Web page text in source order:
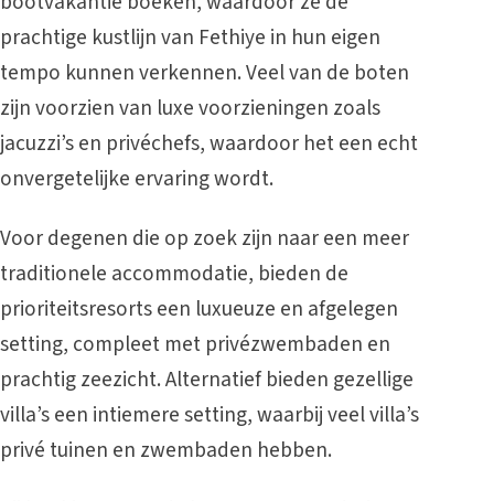
prachtige kustlijn van Fethiye in hun eigen
tempo kunnen verkennen. Veel van de boten
zijn voorzien van luxe voorzieningen zoals
jacuzzi’s en privéchefs, waardoor het een echt
onvergetelijke ervaring wordt.
Voor degenen die op zoek zijn naar een meer
traditionele accommodatie, bieden de
prioriteitsresorts een luxueuze en afgelegen
setting, compleet met privézwembaden en
prachtig zeezicht. Alternatief bieden gezellige
villa’s een intiemere setting, waarbij veel villa’s
privé tuinen en zwembaden hebben.